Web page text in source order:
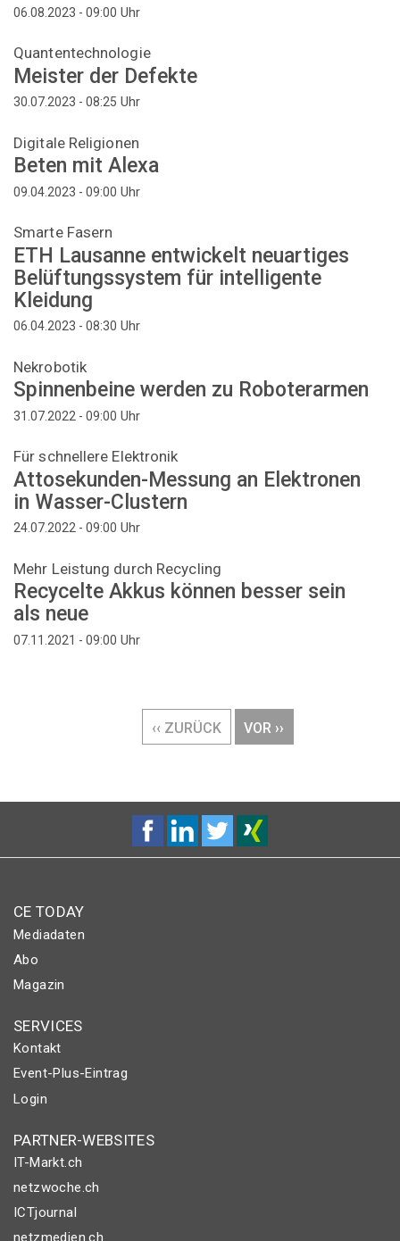
06.08.2023 - 09:00 Uhr
Quantentechnologie
Meister der Defekte
30.07.2023 - 08:25 Uhr
Digitale Religionen
Beten mit Alexa
09.04.2023 - 09:00 Uhr
Smarte Fasern
ETH Lausanne entwickelt neuartiges
Belüftungssystem für intelligente
Kleidung
06.04.2023 - 08:30 Uhr
Nekrobotik
Spinnenbeine werden zu Roboterarmen
31.07.2022 - 09:00 Uhr
Für schnellere Elektronik
Attosekunden-Messung an Elektronen
in Wasser-Clustern
24.07.2022 - 09:00 Uhr
Mehr Leistung durch Recycling
Recycelte Akkus können besser sein
als neue
07.11.2021 - 09:00 Uhr
VORHERIGE
SEITE
‹‹ ZURÜCK
NÄCHSTE
SEITE
VOR ››
CE TODAY
Mediadaten
Abo
Magazin
SERVICES
Kontakt
Event-Plus-Eintrag
Login
PARTNER-WEBSITES
IT-Markt.ch
netzwoche.ch
ICTjournal
netzmedien.ch